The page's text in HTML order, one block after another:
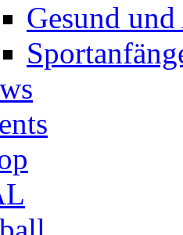
Gesund